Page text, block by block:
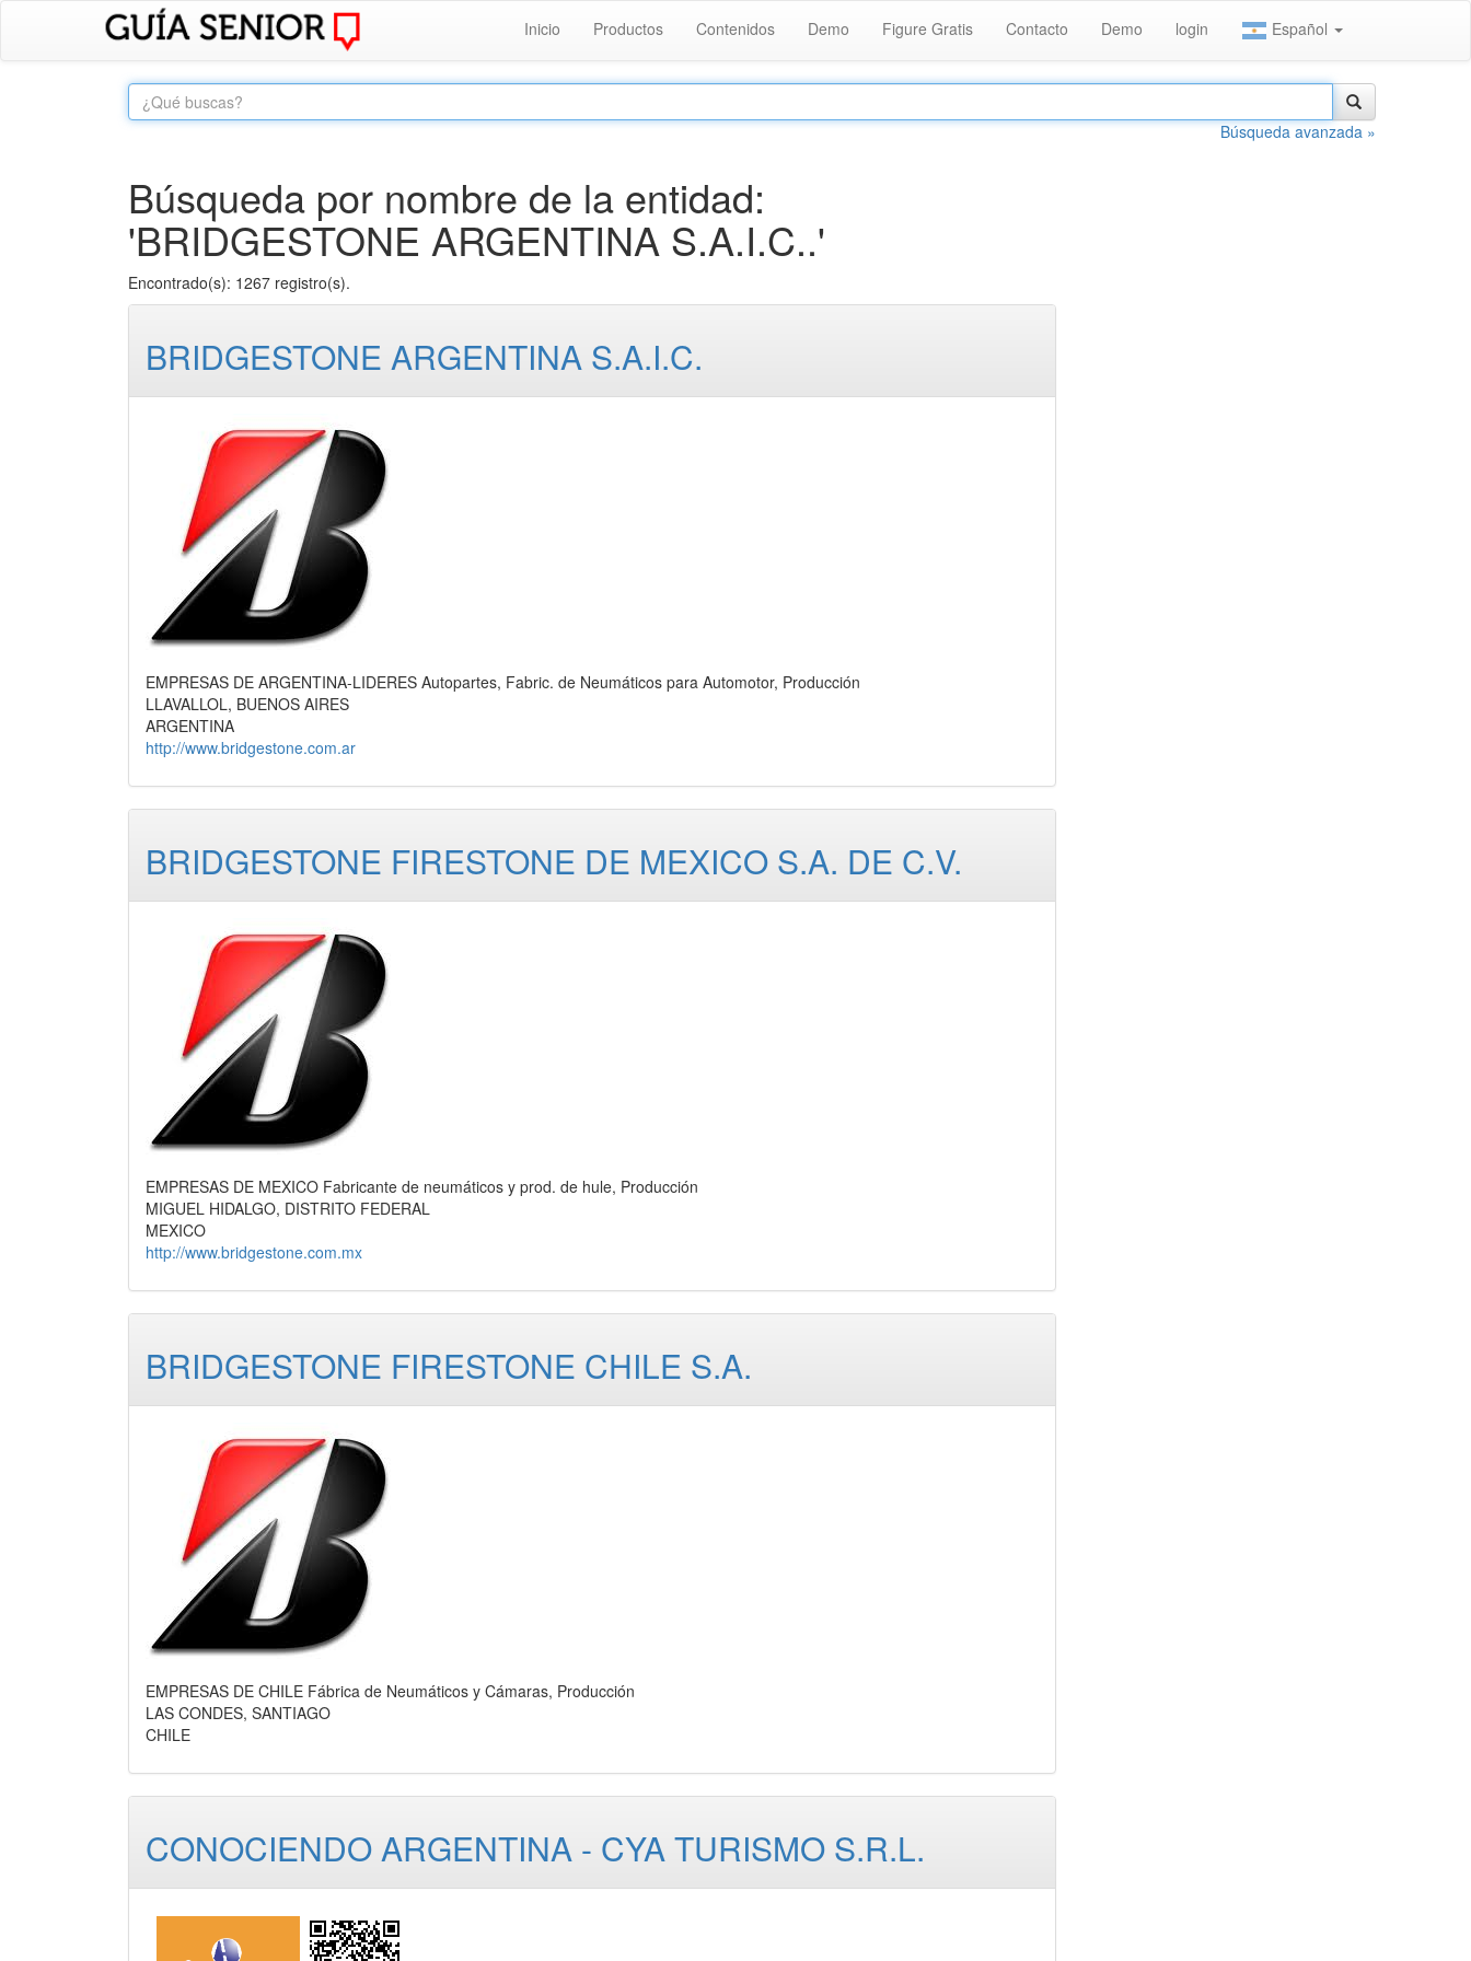
Inicio Productos Contenidos Demo Figure Gratis Contacto Demo login Español
Búsqueda avanzada »
Búsqueda por nombre de la entidad:
'BRIDGESTONE ARGENTINA S.A.I.C..'
Encontrado(s): 1267 registro(s).
BRIDGESTONE ARGENTINA S.A.I.C.
EMPRESAS DE ARGENTINA-LIDERES Autopartes, Fabric. de Neumáticos para Automotor, Producción
LLAVALLOL, BUENOS AIRES
ARGENTINA
http://www.bridgestone.com.ar
BRIDGESTONE FIRESTONE DE MEXICO S.A. DE C.V.
EMPRESAS DE MEXICO Fabricante de neumáticos y prod. de hule, Producción
MIGUEL HIDALGO, DISTRITO FEDERAL
MEXICO
http://www.bridgestone.com.mx
BRIDGESTONE FIRESTONE CHILE S.A.
EMPRESAS DE CHILE Fábrica de Neumáticos y Cámaras, Producción
LAS CONDES, SANTIAGO
CHILE
CONOCIENDO ARGENTINA - CYA TURISMO S.R.L.